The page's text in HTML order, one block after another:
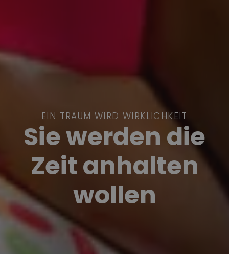
EIN TRAUM WIRD WIRKLICHKEIT
Sie werden die
Zeit anhalten
wollen